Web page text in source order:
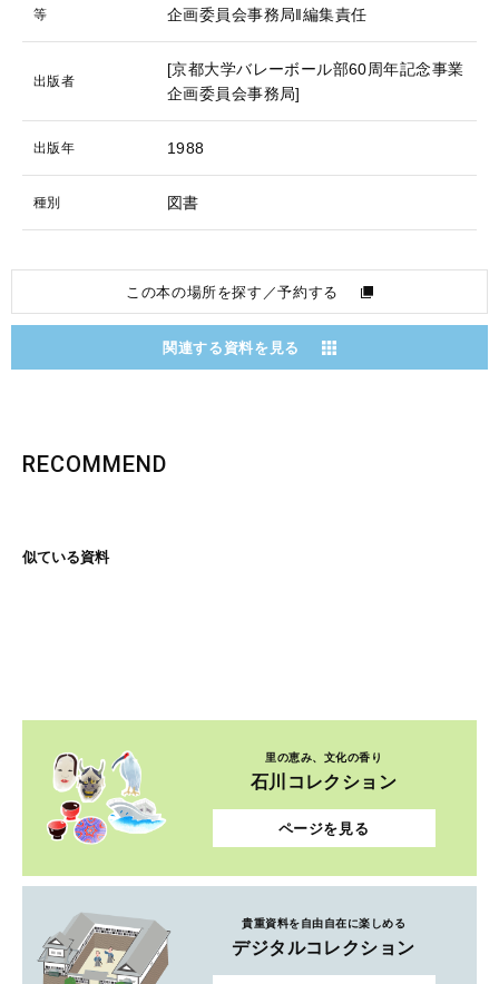
等
企画委員会事務局‖編集責任
出版者
[京都大学バレーボール部60周年記念事業
企画委員会事務局]
出版年 1988
種別 図書
この本の場所を探す／予約する
関連する資料を見る
RECOMMEND
似ている資料
里の恵み、文化の香り
石川コレクション
ページを見る
貴重資料を自由自在に楽しめる
デジタルコレクション